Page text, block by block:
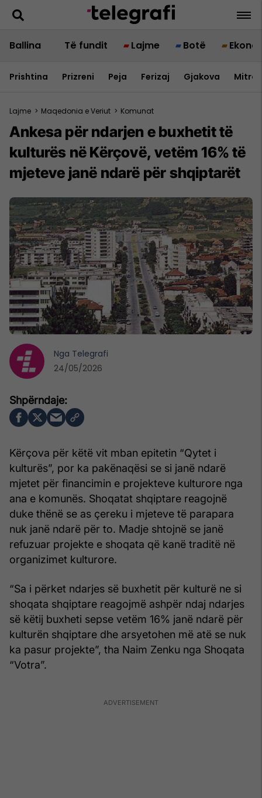
Ballina Të fundit Lajme Botë
Prishtina Prizreni Peja Ferizaj Gjakova
Lajme > Maqedonia e Veriut > Komunat
Ankesa për ndarjen e buxhetit të
kulturës në Kërçovë, vetëm 16% të
mjeteve janë ndarë për shqiptarët
Kërçova për këtë vit mban epitetin “Qytet i
kulturës”, por ka pakënaqësi se si janë ndarë
mjetet për financimin e projekteve kulturore nga
ana e komunës. Shoqatat shqiptare reagojnë
duke thënë se as çereku i mjeteve të parapara
nuk janë ndarë për to. Madje shtojnë se janë
refuzuar projekte e shoqata që kanë traditë në
organizimet kulturore.
“Sa i përket ndarjes së buxhetit për kulturë ne si
shoqata shqiptare reagojmë ashpër ndaj ndarjes
së këtij buxheti sepse vetëm 16% janë ndarë për
kulturën shqiptare dhe arsyetohen më atë se nuk
ka pasur projekte”, tha Naim Zenku nga Shoqata
“Votra”.
Nga Telegrafi
24/05/2026